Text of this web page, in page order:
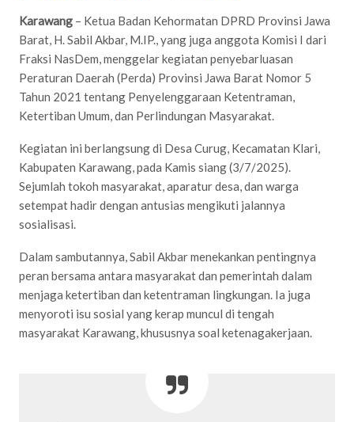
Karawang – Ketua Badan Kehormatan DPRD Provinsi Jawa
Barat, H. Sabil Akbar, M.IP., yang juga anggota Komisi I dari
Fraksi NasDem, menggelar kegiatan penyebarluasan
Peraturan Daerah (Perda) Provinsi Jawa Barat Nomor 5
Tahun 2021 tentang Penyelenggaraan Ketentraman,
Ketertiban Umum, dan Perlindungan Masyarakat.
Kegiatan ini berlangsung di Desa Curug, Kecamatan Klari,
Kabupaten Karawang, pada Kamis siang (3/7/2025).
Sejumlah tokoh masyarakat, aparatur desa, dan warga
setempat hadir dengan antusias mengikuti jalannya
sosialisasi.
Dalam sambutannya, Sabil Akbar menekankan pentingnya
peran bersama antara masyarakat dan pemerintah dalam
menjaga ketertiban dan ketentraman lingkungan. Ia juga
menyoroti isu sosial yang kerap muncul di tengah
masyarakat Karawang, khususnya soal ketenagakerjaan.